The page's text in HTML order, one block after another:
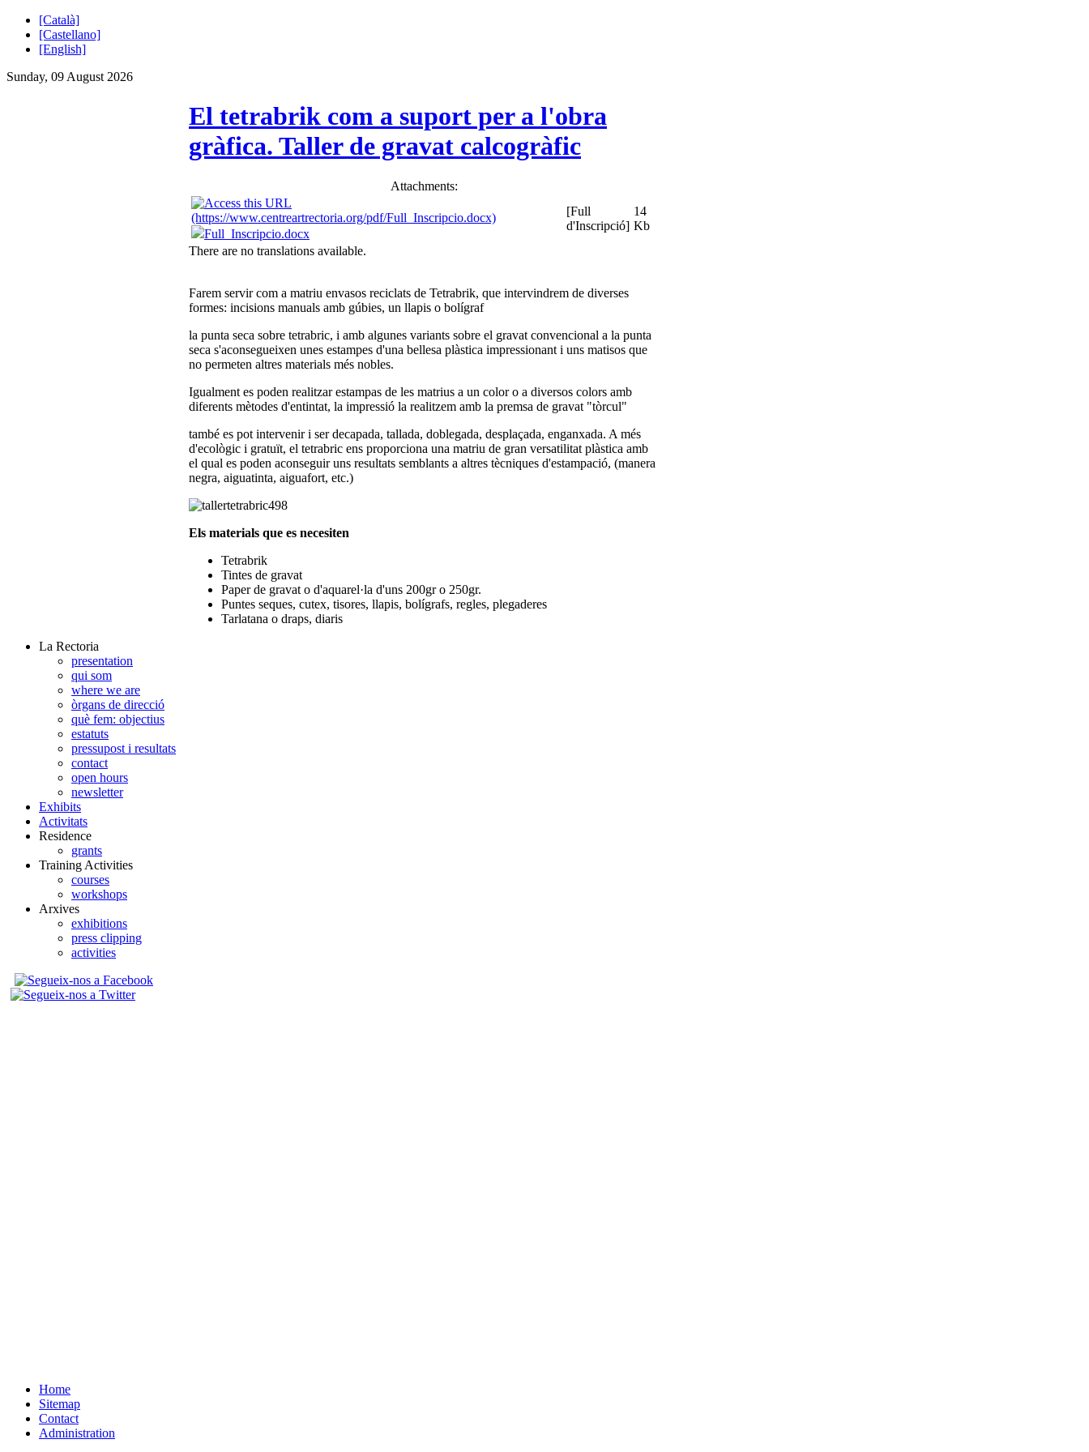
[Català]
[Castellano]
[English]
Sunday, 09 August 2026
El tetrabrik com a suport per a l'obra
gràfica. Taller de gravat calcogràfic
Attachments:
Full_Inscripcio.docx
[Full
d'Inscripció]
14
Kb
There are no translations available.
Farem servir com a matriu envasos reciclats de Tetrabrik, que intervindrem de diverses
formes: incisions manuals amb gúbies, un llapis o bolígraf
la punta seca sobre tetrabric, i amb algunes variants sobre el gravat convencional a la punta
seca s'aconsegueixen unes estampes d'una bellesa plàstica impressionant i uns matisos que
no permeten altres materials més nobles.
Igualment es poden realitzar estampas de les matrius a un color o a diversos colors amb
diferents mètodes d'entintat, la impressió la realitzem amb la premsa de gravat "tòrcul"
també es pot intervenir i ser decapada, tallada, doblegada, desplaçada, enganxada. A més
d'ecològic i gratuït, el tetrabric ens proporciona una matriu de gran versatilitat plàstica amb
el qual es poden aconseguir uns resultats semblants a altres tècniques d'estampació, (manera
negra, aiguatinta, aiguafort, etc.)
Els materials que es necesiten
Tetrabrik
Tintes de gravat
Paper de gravat o d'aquarel·la d'uns 200gr o 250gr.
Puntes seques, cutex, tisores, llapis, bolígrafs, regles, plegaderes
Tarlatana o draps, diaris
La Rectoria
presentation
qui som
where we are
òrgans de direcció
què fem: objectius
estatuts
pressupost i resultats
contact
open hours
newsletter
Exhibits
Activitats
Residence
grants
Training Activities
courses
workshops
Arxives
exhibitions
press clipping
activities
Home
Sitemap
Contact
Administration